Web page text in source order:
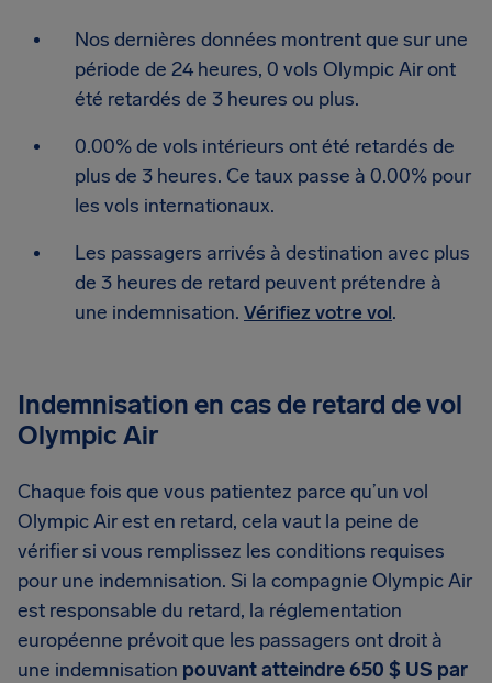
Nos dernières données montrent que sur une
période de 24 heures, 0 vols Olympic Air ont
été retardés de 3 heures ou plus.
0.00% de vols intérieurs ont été retardés de
plus de 3 heures. Ce taux passe à 0.00% pour
les vols internationaux.
Les passagers arrivés à destination avec plus
de 3 heures de retard peuvent prétendre à
une indemnisation. Vérifiez votre vol.
Indemnisation en cas de retard de vol
Olympic Air
Chaque fois que vous patientez parce qu’un vol
Olympic Air est en retard, cela vaut la peine de
vérifier si vous remplissez les conditions requises
pour une indemnisation. Si la compagnie Olympic Air
est responsable du retard, la réglementation
européenne prévoit que les passagers ont droit à
une indemnisation pouvant atteindre 650 $ US par